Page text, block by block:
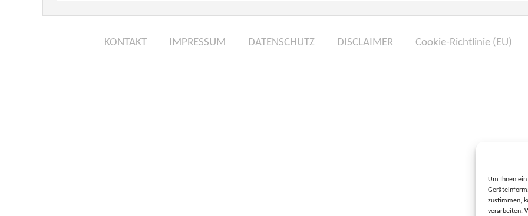
Um Ihnen
zustimmen,
verarbeiten.
KONTAKT IMPRESSUM DATENSCHUTZ DISCLAIMER Cookie-Richtlinie (EU)